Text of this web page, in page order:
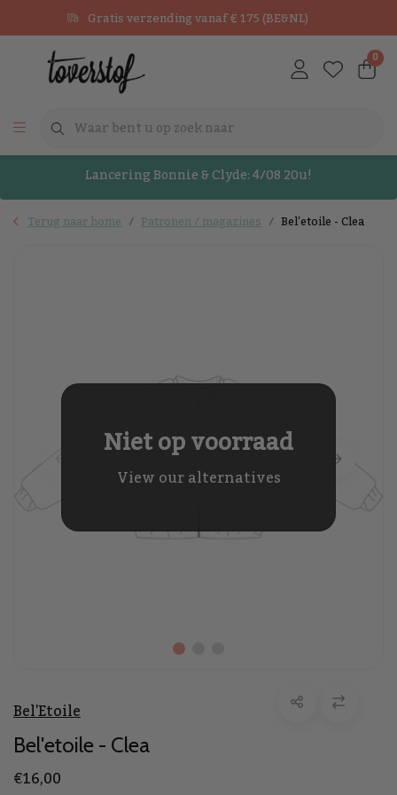
Gratis verzending vanaf € 175 (BE&NL)
0
Lancering Bonnie & Clyde: 4/08 20u!
Terug naar home Patronen / magazines Bel'etoile - Clea
Niet op voorraad
View our alternatives
Bel'Etoile
Bel'etoile - Clea
€16,00